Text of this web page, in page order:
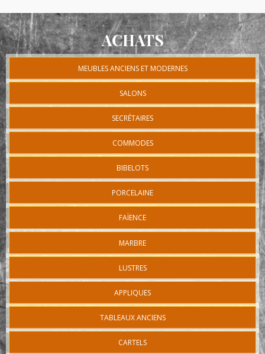
ACHATS
MEUBLES ANCIENS ET MODERNES
SALONS
SECRÉTAIRES
COMMODES
BIBELOTS
PORCELAINE
FAÏENCE
MARBRE
LUSTRES
APPLIQUES
TABLEAUX ANCIENS
CARTELS